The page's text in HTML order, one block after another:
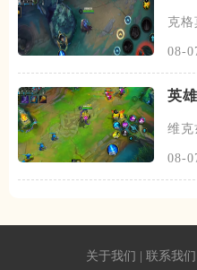
克格
08-
英
维克
08-
关于我们 联系我们